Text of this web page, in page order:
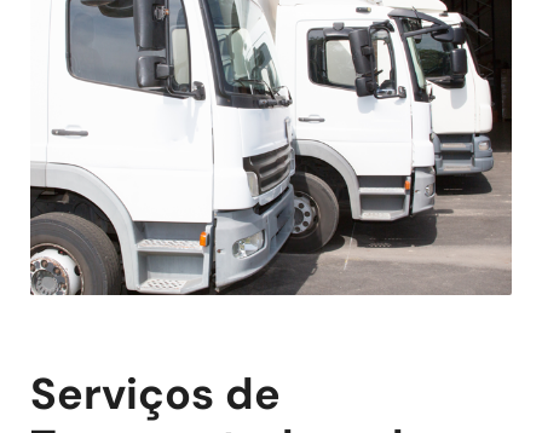
Serviços de